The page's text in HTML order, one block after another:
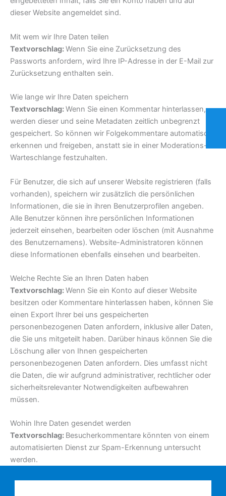
dieser Website angemeldet sind.
Mit wem wir Ihre Daten teilen
Textvorschlag:Wenn Sie eine Zurücksetzung des
Passworts anfordern, wird Ihre IP-Adresse in der E-Mail zur
Zurücksetzung enthalten sein.
Wie lange wir Ihre Daten speichern
Textvorschlag:Wenn Sie einen Kommentar hinterlassen,
werden dieser und seine Metadaten zeitlich unbegrenzt
gespeichert. So können wir Folgekommentare automatisch
erkennen und freigeben, anstatt sie in einer Moderations-
Warteschlange festzuhalten.
Für Benutzer, die sich auf unserer Website registrieren (falls
vorhanden), speichern wir zusätzlich die persönlichen
Informationen, die sie in ihren Benutzerprofilen angeben.
Alle Benutzer können ihre persönlichen Informationen
jederzeit einsehen, bearbeiten oder löschen (mit Ausnahme
des Benutzernamens). Website-Administratoren können
diese Informationen ebenfalls einsehen und bearbeiten.
Welche Rechte Sie an Ihren Daten haben
Textvorschlag:Wenn Sie ein Konto auf dieser Website
besitzen oder Kommentare hinterlassen haben, können Sie
einen Export Ihrer bei uns gespeicherten
personenbezogenen Daten anfordern, inklusive aller Daten,
die Sie uns mitgeteilt haben. Darüber hinaus können Sie die
Löschung aller von Ihnen gespeicherten
personenbezogenen Daten anfordern. Dies umfasst nicht
die Daten, die wir aufgrund administrativer, rechtlicher oder
sicherheitsrelevanter Notwendigkeiten aufbewahren
müssen.
Wohin Ihre Daten gesendet werden
Textvorschlag: Besucherkommentare könnten von einem
automatisierten Dienst zur Spam-Erkennung untersucht
werden.